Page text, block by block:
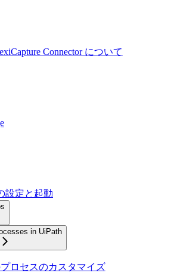
Connector について
設定と起動
in UiPath
ロセスのカスタマイズ